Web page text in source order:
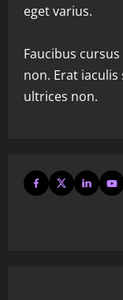
eget varius.
Faucibus
non. Erat
ultrices non.